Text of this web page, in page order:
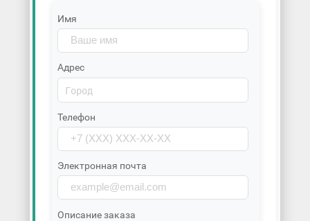
Имя
Адрес
Телефон
Электронная почта
Описание заказа